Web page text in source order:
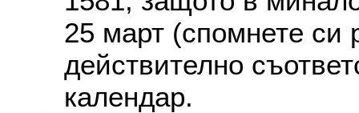
25 март (спомнете си
действително
календар.